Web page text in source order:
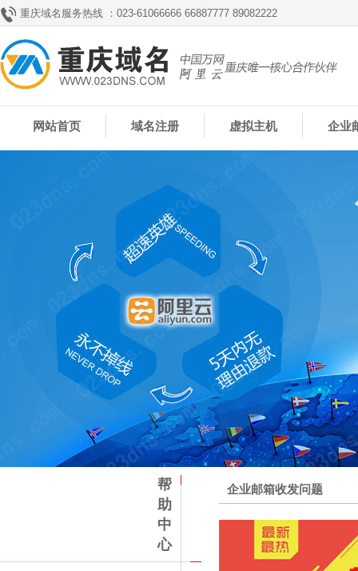
重庆域名服务热线 ：023-61066666 66887777 89082222
网站首页 域名注册 虚拟主机 企业
帮
助
中
心
企业邮箱收发问题